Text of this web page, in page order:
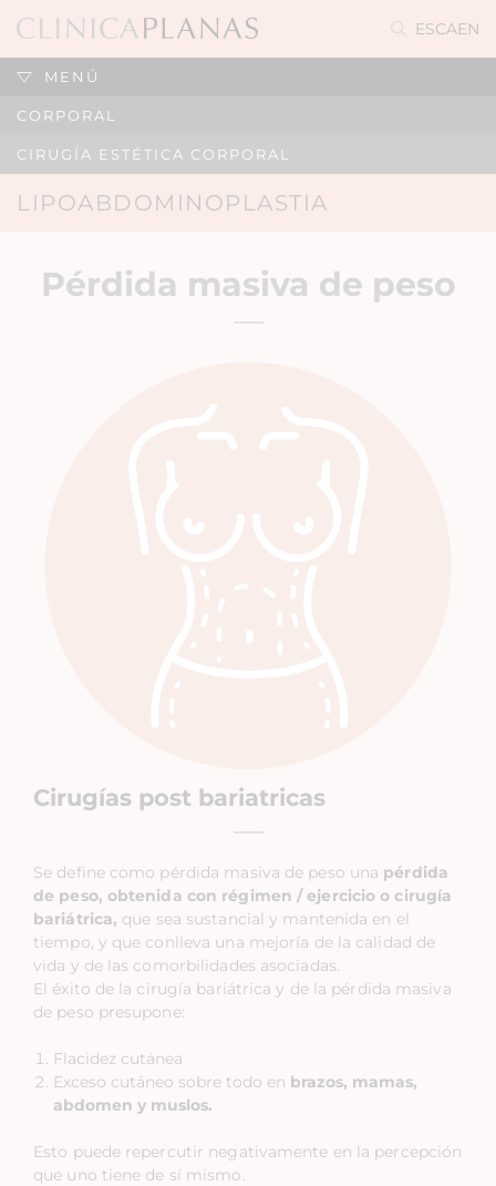
ESCAEN
MENÚ
CORPORAL
CIRUGÍA ESTÉTICA CORPORAL
LIPOABDOMINOPLASTIA
Pérdida masiva de peso
Cirugías post bariatricas
Se define como pérdida masiva de peso una pérdida
de peso, obtenida con régimen / ejercicio o cirugía
bariátrica, que sea sustancial y mantenida en el
tiempo, y que conlleva una mejoría de la calidad de
vida y de las comorbilidades asociadas.
El éxito de la cirugía bariátrica y de la pérdida masiva
de peso presupone:
Flacidez cutánea
Exceso cutáneo sobre todo en brazos, mamas,
abdomen y muslos.
Esto puede repercutir negativamente en la percepción
que uno tiene de sí mismo.